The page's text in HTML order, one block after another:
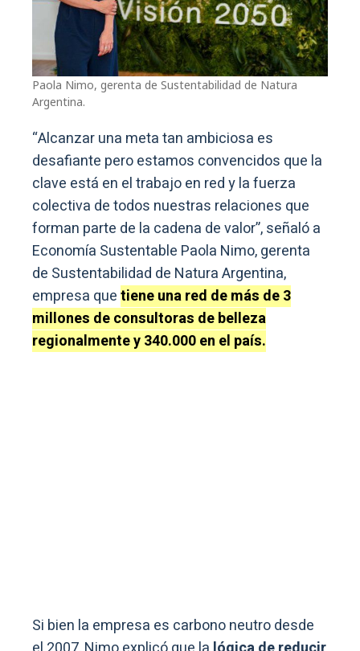
Paola Nimo, gerenta de Sustentabilidad de Natura
Argentina.
“Alcanzar una meta tan ambiciosa es
desafiante pero estamos convencidos que la
clave está en el trabajo en red y la fuerza
colectiva de todos nuestras relaciones que
forman parte de la cadena de valor”, señaló a
Economía Sustentable Paola Nimo, gerenta
de Sustentabilidad de Natura Argentina,
empresa quetiene una red de más de 3
millones de consultoras de belleza
regionalmente y 340.000 en el país.
Si bien la empresa es carbono neutro desde